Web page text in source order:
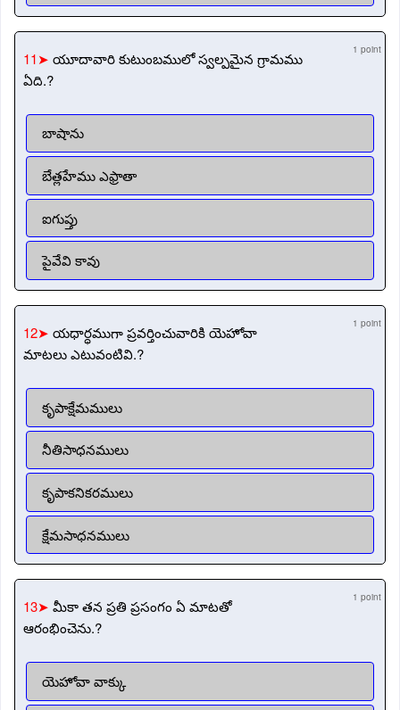
11➤ యూదావారి కుటుంబములో స్వల్పమైన గ్రామము
ఏది.?
1 point
బాషాను
బేత్లహేము ఎఫ్రాతా
ఐగుప్తు
పైవేవి కావు
12➤ యధార్ధముగా ప్రవర్తించువారికి యెహోవా
మాటలు ఎటువంటివి.?
1 point
కృపాక్షేమములు
నీతిసాధనములు
కృపాకనికరములు
క్షేమసాధనములు
13➤ మీకా తన ప్రతి ప్రసంగం ఏ మాటతో
ఆరంభించెను.?
1 point
యెహోవా వాక్కు